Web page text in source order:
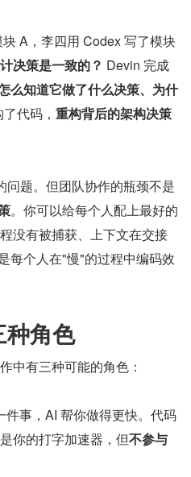
A，李四用 Codex 写了模块
决策是一致的？ Devin 完成
么知道它做了什么决策、为什
代码， 重构背后的架构决策
题。但团队协作的瓶颈不是
。你可以给每个人配上最好的
没有被捕获、上下文在交接
个人在"慢"的过程中编码效
角色
中有三种可能的角色：
件事，AI 帮你做得更快。代码
你的打字加速器，但不参与